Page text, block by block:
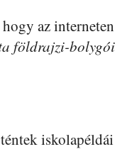
az interneten
földrajzi-bolygói
iskolapéldái